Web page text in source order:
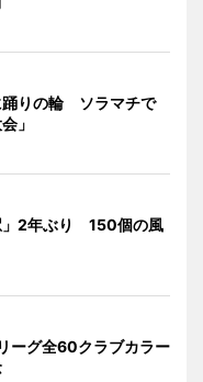
踊りの輪 ソラマチで
」
」2年ぶり 150個の風
ーグ全60クラブカラー